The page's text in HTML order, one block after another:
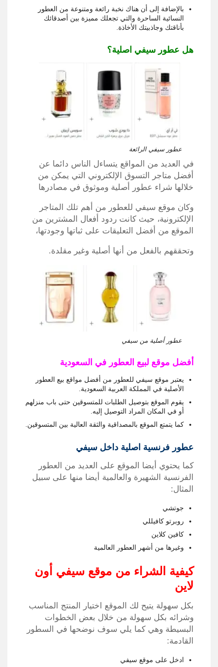
بالإضافة إلى أن هناك نخبة رائعة ومتنوعة من العطور
النسائية الساحرة والتي تجعلك مميزة بين أصدقائك
بأناقتك وجاذبيتك الأخاذة.
هل عطور سيفي اصلية؟
عطور سيفي الرائعة
في العديد من المواقع يتساءل الناس دائما عن
أفضل متاجر التسوق الإلكتروني التي يمكن من
خلالها شراء عطور أصلية وموثوق في مصادرها
وكان موقع سيفي للعطور من أهم تلك المتاجر
الإلكترونية، حيث كانت ردود أفعال المشترين من
الموقع من أفضل التعليقات على ثباتها وجودتها،
وتحققهم بالفعل من أنها أصلية وغير مقلدة.
عطور أصلية من سيفي
أفضل موقع لبيع العطور في السعودية
يعتبر موقع سيفي للعطور من أفضل مواقع بيع العطور
الأصلية في المملكة العربية السعودية.
يقوم الموقع بتوصيل الطلبات للمتسوقين حتى باب منزلهم
أو في المكان المراد التوصيل إليه.
كما يتمتع الموقع بالمصداقية والثقة العالية بين المتسوقين.
عطور فرنسية اصلية داخل سيفي
كما يحتوي أيضا الموقع على العديد من العطور
الفرنسية الشهيرة والعالمية أيضا منها على سبيل
المثال:
جوتشي
روبرتو كافيللي
كافين كلاين
وغيرها من أشهر العطور العالمية
كيفية الشراء من موقع سيفي أون
لاين
بكل سهولة يتيح لك الموقع اختيار المنتج المناسب
وشرائه بكل سهولة من خلال بعض الخطوات
البسيطة وهي كما يلي سوف نوضحها في السطور
القادمة:
ادخل على موقع سيفي